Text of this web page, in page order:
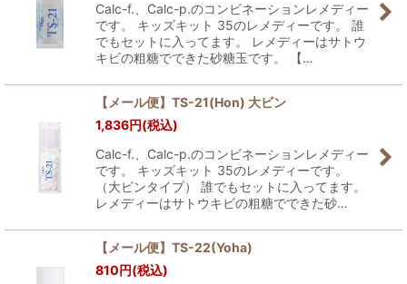
Calc-f.、Calc-p.のコンビネーションレメディー
です。 キッズキット 35のレメディーです。 誰
でもセットに入ってます。 レメディーはサトウ
キビの粗糖でできた砂糖玉です。 【…
【メール便】TS-21(Hon) 大ビン
1,836円(税込)
Calc-f.、Calc-p.のコンビネーションレメディー
です。 キッズキット 35のレメディーです。
（大ビンタイプ） 誰でもセットに入ってます。
レメディーはサトウキビの粗糖でできた砂…
【メール便】TS-22(Yoha)
810円(税込)